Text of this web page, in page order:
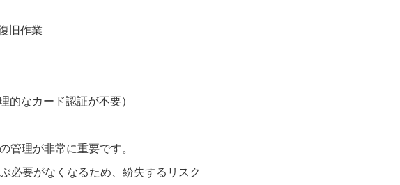
旧作業
的なカード認証が不要）
管理が非常に重要です。
必要がなくなるため、紛失するリスク